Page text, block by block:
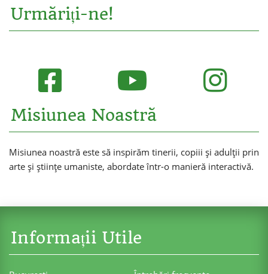
Urmăriți-ne!
Misiunea Noastră
Misiunea noastră este să inspirăm tinerii, copiii și adulții prin
arte și științe umaniste, abordate într-o manieră interactivă.
Informații Utile